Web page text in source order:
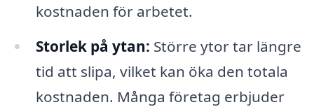
kostnaden för arbetet.
Storlek på ytan: Större ytor tar längre
tid att slipa, vilket kan öka den totala
kostnaden. Många företag erbjuder